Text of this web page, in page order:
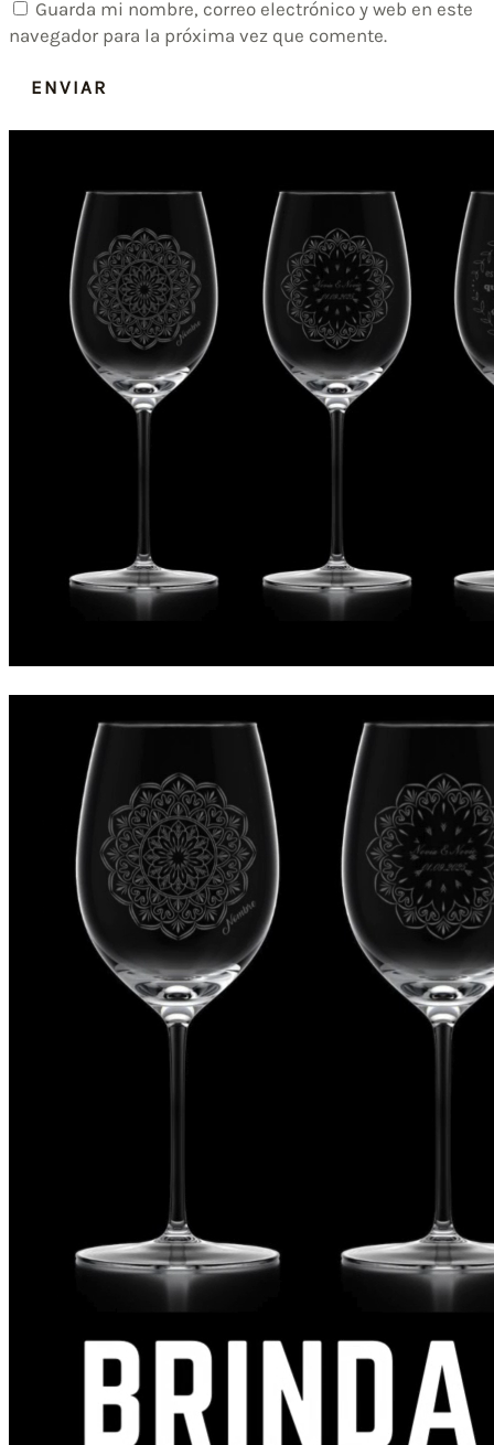
Guarda mi nombre, correo electrónico y web en este
navegador para la próxima vez que comente.